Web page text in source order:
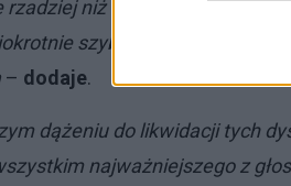
rzadziej niż trzy dekady temu.
szybciej, abyśmy do
– dodaje.
dążeniu do likwidacji tych
najważniejszego z